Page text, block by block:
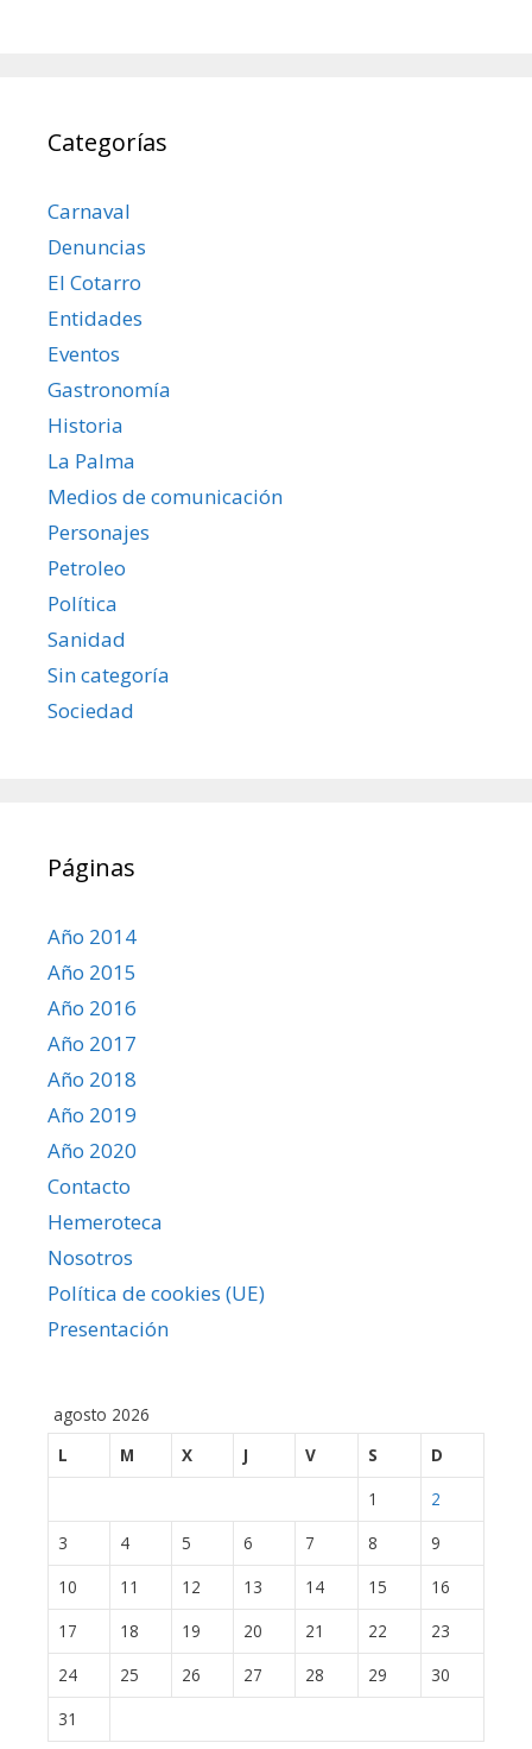
Categorías
Carnaval
Denuncias
El Cotarro
Entidades
Eventos
Gastronomía
Historia
La Palma
Medios de comunicación
Personajes
Petroleo
Política
Sanidad
Sin categoría
Sociedad
Páginas
Año 2014
Año 2015
Año 2016
Año 2017
Año 2018
Año 2019
Año 2020
Contacto
Hemeroteca
Nosotros
Política de cookies (UE)
Presentación
agosto 2026
L
M X J V S
D
1
2
3
4 5 6 7 8
9
10
11 12 13 14 15
16
17
18 19 20 21 22
23
24
25 26 27 28 29
30
31